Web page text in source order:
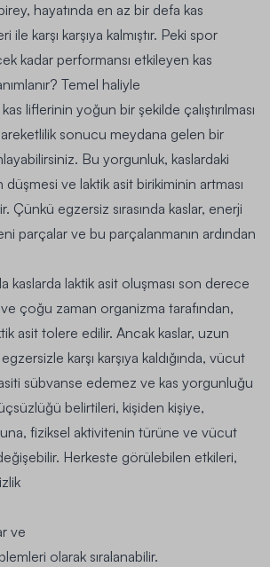
hayatında en az bir defa kas
karşı karşıya kalmıştır. Peki spor
kadar performansı etkileyen kas
Temel haliyle
liflerinin yoğun bir şekilde çalıştırılması
sonucu meydana gelen bir
Bu yorgunluk, kaslardaki
ve laktik asit birikiminin artması
Çünkü egzersiz sırasında kaslar, enerji
parçalar ve bu parçalanmanın ardından
kaslarda laktik asit oluşması son derece
çoğu zaman organizma tarafından,
asit tolere edilir. Ancak kaslar, uzun
karşı karşıya kaldığında, vücut
sübvanse edemez ve kas yorgunluğu
belirtileri, kişiden kişiye,
fiziksel aktivitenin türüne ve vücut
Herkeste görülebilen etkileri,
ve
olarak sıralanabilir.